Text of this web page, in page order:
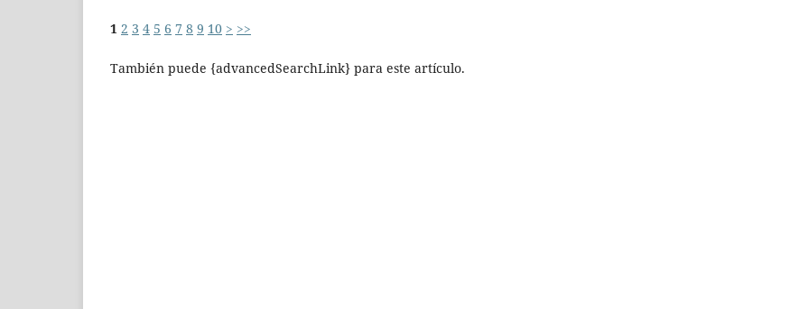
1 2 3 4 5 6 7 8 9 10 > >>
También puede {advancedSearchLink} para este artículo.